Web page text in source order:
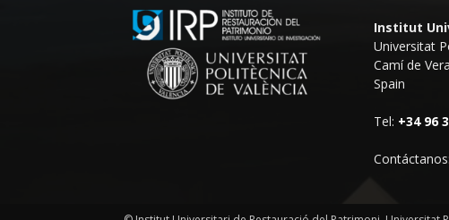
Institut
Universitat
Camí de
Spain
Tel: +34 96
Contáctanos: